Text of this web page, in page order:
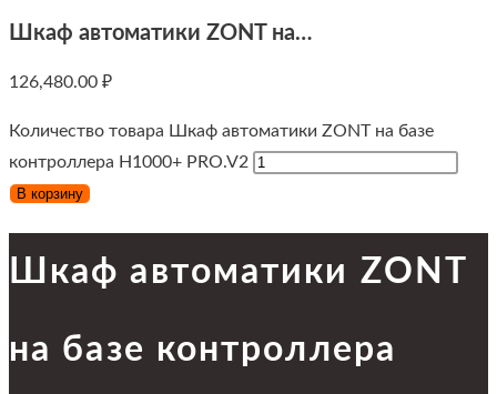
Шкаф автоматики ZONT на…
126,480.00 ₽
Количество товара Шкаф автоматики ZONT на базе
контроллера H1000+ PRO.V2
В корзину
Шкаф автоматики ZONT
на базе контроллера